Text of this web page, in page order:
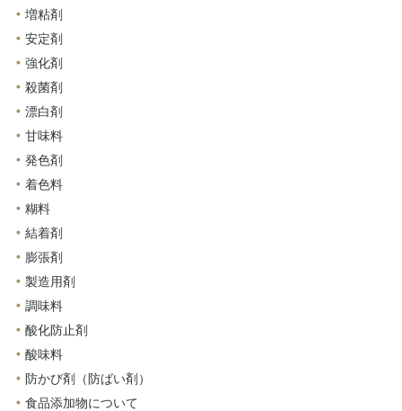
増粘剤
安定剤
強化剤
殺菌剤
漂白剤
甘味料
発色剤
着色料
糊料
結着剤
膨張剤
製造用剤
調味料
酸化防止剤
酸味料
防かび剤（防ばい剤）
食品添加物について